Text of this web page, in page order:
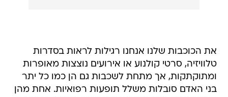
את הכוכבות שלנו אנחנו רגילות לראות בסדרות
טלוויזיה, סרטי קולנוע או אירועים נוצצות מאופרות
ומתוקתקות, אך מתחת לשכבות גם הן כמו כל יתר
בני האדם סובלות משלל תופעות רפואיות. אחת מהן